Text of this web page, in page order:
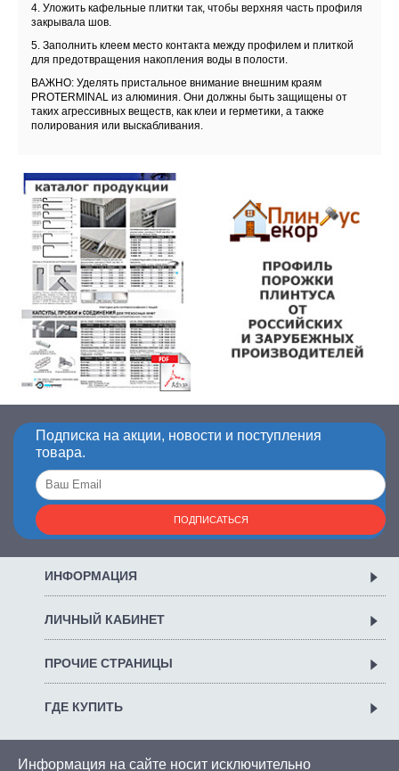
4. Уложить кафельные плитки так, чтобы верхняя часть профиля
закрывала шов.
5. Заполнить клеем место контакта между профилем и плиткой
для предотвращения накопления воды в полости.
ВАЖНО: Уделять пристальное внимание внешним краям
PROTERMINAL из алюминия. Они должны быть защищены от
таких агрессивных веществ, как клеи и герметики, а также
полирования или выскабливания.
Подписка на акции, новости и поступления
товара.
ПОДПИСАТЬСЯ
ИНФОРМАЦИЯ
ЛИЧНЫЙ КАБИНЕТ
ПРОЧИЕ СТРАНИЦЫ
ГДЕ КУПИТЬ
Информация на сайте носит исключительно